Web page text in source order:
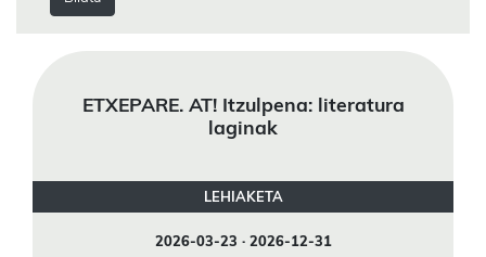
ETXEPARE. AT! Itzulpena: literatura
laginak
LEHIAKETA
2026-03-23 · 2026-12-31